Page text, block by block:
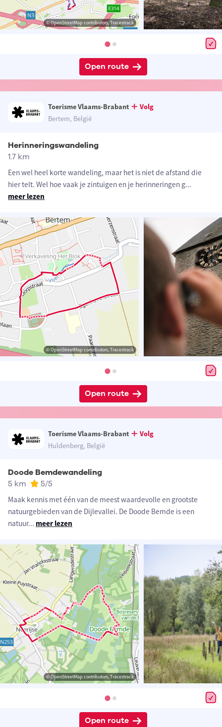
© OpenStreetMap contributors, Tracestrack
Open route
Toerisme Vlaams-Brabant
Volg
Bertem, België
Herinneringswandeling
1.7 km
Een wel heel korte wandeling, maar het is niet de afstand die
hier telt. Wel hoe vaak je zintuigen en je herinneringen g...
meer lezen
© OpenStreetMap contributors, Tracestrack
Open route
Toerisme Vlaams-Brabant
Volg
Huldenberg, België
Doode Bemdewandeling
5 km 5/5
Maak kennis met één van de meest waardevolle en grootste
natuurgebieden van de Dijlevallei. De Doode Bemde is een
natuur... meer lezen
© OpenStreetMap contributors, Tracestrack
Open route